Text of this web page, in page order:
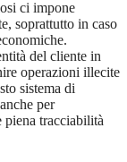
ci impone
soprattutto in caso
del cliente in
operazioni illecite
sistema di
per
piena tracciabilità